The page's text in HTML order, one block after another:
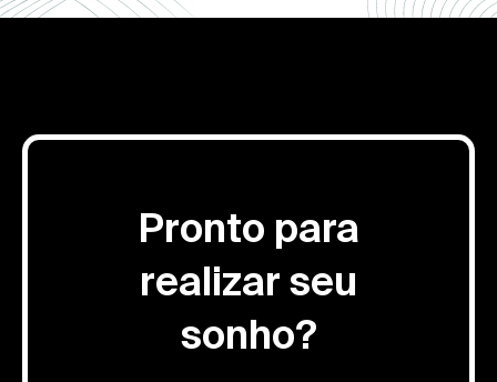
Pronto para
realizar seu
sonho?